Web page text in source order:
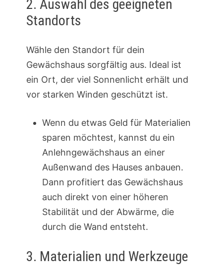
2. Auswahl des geeigneten
Standorts
Wähle den Standort für dein
Gewächshaus sorgfältig aus. Ideal ist
ein Ort, der viel Sonnenlicht erhält und
vor starken Winden geschützt ist.
Wenn du etwas Geld für Materialien
sparen möchtest, kannst du ein
Anlehngewächshaus an einer
Außenwand des Hauses anbauen.
Dann profitiert das Gewächshaus
auch direkt von einer höheren
Stabilität und der Abwärme, die
durch die Wand entsteht.
3. Materialien und Werkzeuge